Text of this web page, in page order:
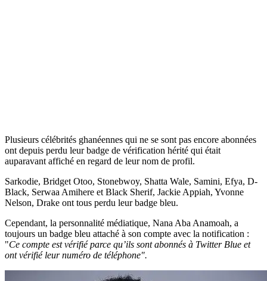
Plusieurs célébrités ghanéennes qui ne se sont pas encore abonnées
ont depuis perdu leur badge de vérification hérité qui était
auparavant affiché en regard de leur nom de profil.
Sarkodie, Bridget Otoo, Stonebwoy, Shatta Wale, Samini, Efya, D-
Black, Serwaa Amihere et Black Sherif, Jackie Appiah, Yvonne
Nelson, Drake ont tous perdu leur badge bleu.
Cependant, la personnalité médiatique, Nana Aba Anamoah, a
toujours un badge bleu attaché à son compte avec la notification :
"Ce compte est vérifié parce qu’ils sont abonnés à Twitter Blue et
ont vérifié leur numéro de téléphone".